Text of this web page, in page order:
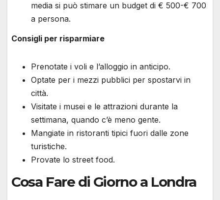
media si può stimare un budget di € 500-€ 700
a persona.
Consigli per risparmiare
Prenotate i voli e l’alloggio in anticipo.
Optate per i mezzi pubblici per spostarvi in
città.
Visitate i musei e le attrazioni durante la
settimana, quando c’è meno gente.
Mangiate in ristoranti tipici fuori dalle zone
turistiche.
Provate lo street food.
Cosa Fare di Giorno a Londra